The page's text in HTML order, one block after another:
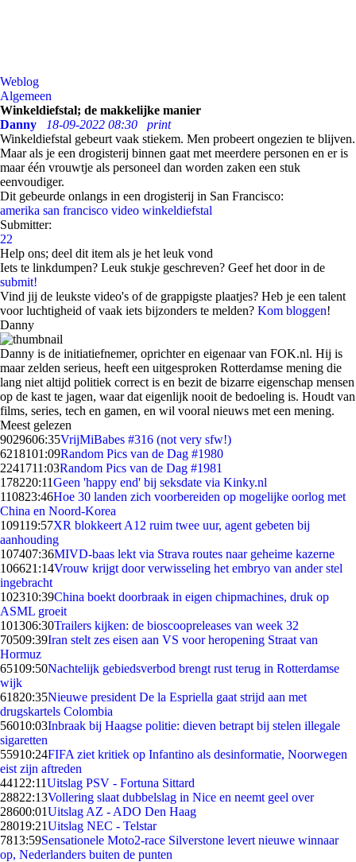
Weblog
Algemeen
Winkeldiefstal; de makkelijke manier
Danny
18-09-2022 08:30
print
Winkeldiefstal gebeurt vaak stiekem. Men probeert ongezien te blijven.
Maar als je een drogisterij binnen gaat met meerdere personen en er is
maar één vrouwtje als personeel dan worden zaken een stuk
eenvoudiger.
Dit gebeurde onlangs in een drogisterij in San Francisco:
amerika san francisco video winkeldiefstal
Submitter:
22
Help ons; deel dit item als je het leuk vond
Iets te linkdumpen? Leuk stukje geschreven? Geef het door in de
submit!
Vind jij de leukste video's of de grappigste plaatjes? Heb je een talent
voor luchtigheid of vaak iets bijzonders te melden? Kom bloggen!
Danny
Danny is de initiatiefnemer, oprichter en eigenaar van FOK.nl. Hij is
maar zelden serieus, heeft een uitgesproken Rotterdamse mening die
lang niet altijd politiek correct is en bezit de bizarre eigenschap mensen
op de kast te jagen, waar dat eigenlijk nooit de bedoeling is. Houdt van
films, series, tech en gamen, en wil vooral nieuws met een mening.
Meest gelezen
9029606:35VrijMiBabes #316 (not very sfw!)
6218101:09Random Pics van de Dag #1980
2241711:03Random Pics van de Dag #1981
178220:11Geen 'happy end' bij seksdate via Kinky.nl
110823:46Hoe 30 landen zich voorbereiden op mogelijke oorlog met
China en Noord-Korea
109119:57XR blokkeert A12 ruim twee uur, agent gebeten bij
aanhouding
107407:36MIVD-baas lekt via Strava routes naar geheime kazerne
106621:14Vrouw krijgt door verwisseling het embryo van ander stel
ingebracht
102310:39China boekt doorbraak in eigen chipmachines, druk op
ASML groeit
101306:30Trailers kijken: de bioscoopreleases van week 32
70509:39Iran stelt zes eisen aan VS voor heropening Straat van
Hormuz
65109:50Nachtelijk gebiedsverbod brengt rust terug in Rotterdamse
wijk
61820:35Nieuwe president De la Espriella gaat strijd aan met
drugskartels Colombia
56010:03Inbraak bij Haagse politie: dieven betrapt bij stelen illegale
sigaretten
55910:24FIFA ziet kritiek op Infantino als desinformatie, Noorwegen
eist zijn aftreden
441 22:11Uitslag PSV - Fortuna Sittard
28822:13Vollering slaat dubbelslag in Nice en neemt geel over
28600:01Uitslag AZ - ADO Den Haag
28019:21Uitslag NEC - Telstar
7813:59Sensationele Moto2-race Silverstone levert nieuwe winnaar
op, Nederlanders buiten de punten